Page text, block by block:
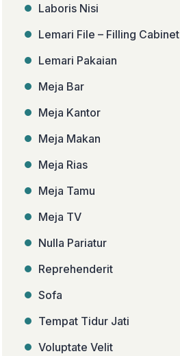
Laboris Nisi
Lemari File – Filling Cabinet
Lemari Pakaian
Meja Bar
Meja Kantor
Meja Makan
Meja Rias
Meja Tamu
Meja TV
Nulla Pariatur
Reprehenderit
Sofa
Tempat Tidur Jati
Voluptate Velit